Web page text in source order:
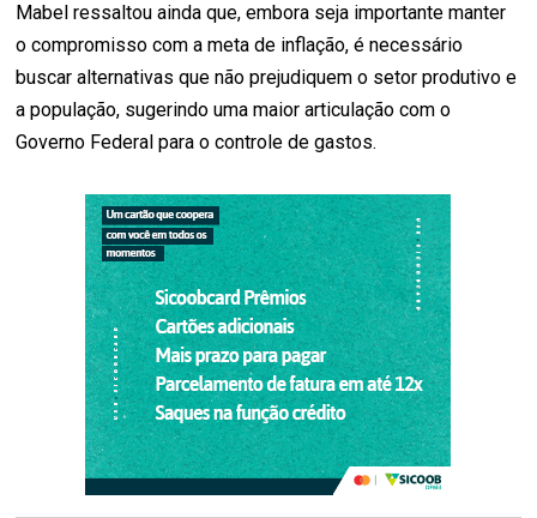
Mabel ressaltou ainda que, embora seja importante manter
o compromisso com a meta de inflação, é necessário
buscar alternativas que não prejudiquem o setor produtivo e
a população, sugerindo uma maior articulação com o
Governo Federal para o controle de gastos.